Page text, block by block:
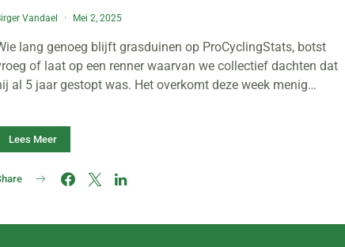
Vandael Mei 2, 2025
lang genoeg blijft grasduinen op ProCyclingStats, botst
of laat op een renner waarvan we collectief dachten dat
al 5 jaar gestopt was. Het overkomt deze week menig…
Lees Meer